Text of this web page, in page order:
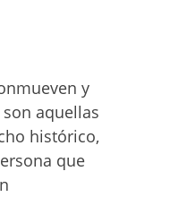
y
aquellas
histórico,
que